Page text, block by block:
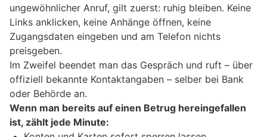
ungewöhnlicher Anruf, gilt zuerst: ruhig bleiben. Keine
Links anklicken, keine Anhänge öffnen, keine
Zugangsdaten eingeben und am Telefon nichts
preisgeben.
Im Zweifel beendet man das Gespräch und ruft – über
offiziell bekannte Kontaktangaben – selber bei Bank
oder Behörde an.
Wenn man bereits auf einen Betrug hereingefallen
ist, zählt jede Minute: